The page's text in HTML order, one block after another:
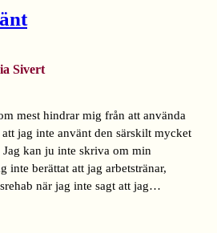
Sivert
mest hindrar mig från att använda
jag inte använt den särskilt mycket
Jag kan ju inte skriva om min
inte berättat att jag arbetstränar,
när jag inte sagt att jag…